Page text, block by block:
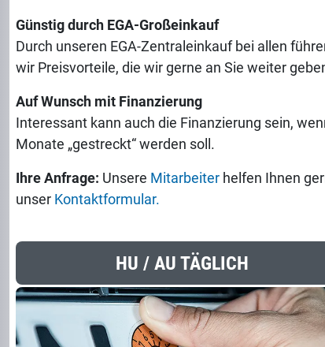
Günstig durch EGA-Großeinkauf
Durch unseren EGA-Zentraleinkauf bei allen
wir Preisvorteile, die wir gerne an Sie weiter
Auf Wunsch mit Finanzierung
Interessant kann auch die Finanzierung sein,
Monate „gestreckt“ werden soll.
Ihre Anfrage: Unsere Mitarbeiterhelfen Ihnen
unser Kontaktformular.
HU / AU TÄGLICH